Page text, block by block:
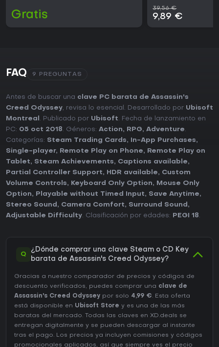
Gratis
39,56 €
9,89 €
FAQ 9 PREGUNTAS
Antes de buscar una clave PC barata de Assassin's
Creed Odyssey, revisa lo esencial. Desarrollado por Ubisoft
Montreal . Publicado por Ubisoft. Fecha de lanzamiento en
PC: 05 oct 2018. Géneros: Action, RPG, Adventure.
Categorías: Steam Trading Cards, In-App Purchases,
Single-player, Remote Play on Phone,
Remote Play on
Tablet, Steam Achievements, Captions available,
Partial Controller Support, HDR available, Custom
Volume Controls, Keyboard Only Option,
Mouse Only
Option, Playable without Timed Input, Save Anytime,
Stereo Sound , Camera Comfort, Surround Sound ,
Adjustable Difficulty. Clasificación por edades: PEGI 18.
Q
¿Dónde comprar una clave Steam o CD Key
barata de Assassin's Creed Odyssey?
Gracias a nuestro comparador de precios y códigos de
descuento verificados, puedes comprar una clave de
Assassin's Creed Odyssey por solo 4,99 €. Esta oferta
está disponible en Ubisoft Store y es una de las más
baratas del mercado. Todas las claves en XD.deals se
entregan digitalmente y se pueden descargar al instante
tras el pago. Los precios ya incluyen comisiones y códigos
promocionales aplicados, así que siempre ves el precio